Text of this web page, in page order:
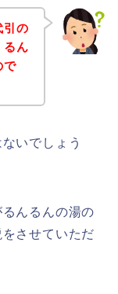
引の
るん
で
いでしょう
んるんの湯の
させていただ